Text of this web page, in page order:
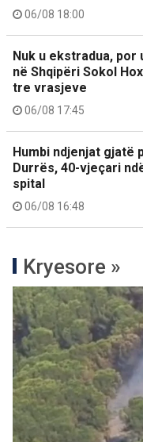
06/08 18:00
Nuk u ekstradua, por
në Shqipëri Sokol
tre vrasjeve
06/08 17:45
Humbi ndjenjat gjatë
Durrës, 40-vjeçari
spital
06/08 16:48
Kryesore »